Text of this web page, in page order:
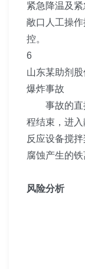
紧急降温及
敞口人工操
控。
6
山东某助剂股
爆炸事故
事故的
程结束，进
反应设备搅
腐蚀产生的
风险分析